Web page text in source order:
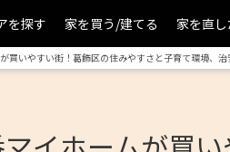
を探す 家を買う/建てる 家を直
買いやすい街！葛飾区の住みやすさと子育て環境、